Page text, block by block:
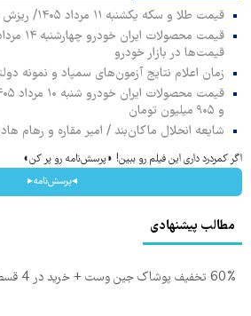
قیمت طلا و سکه یکشنبه ۱۱ مرداد ۱۴۰۵/ ریزش سنگین سکه امامی
قیمت‌ها در بازار خودرو
زمان اعلام نتایج آزمون‌های سمپاد و نمونه
و ۹۰۵ میلیون تومان
شایعه انحلال ماکان‌بند / امیر مقاره و رهام
اگر کمردرد داری این فیلم رو ببین! ◗پرسش‌نامه رو پر کن◖
◂پرسش‌نامه▸
مطالب پیشنهادی
60% تخفیف پوشاک جین وست + خرید در 4 قسط